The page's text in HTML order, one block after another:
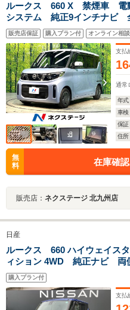
ルークス 660 X 禁煙車 電
システム 純正9インチナ
ドライブレコーダー ETC
ライト オートハイビーム
販売店保証 購入プラン付 オンライン相談
支払
通常
年式
車検
保証
住所
無
料
在庫確
販売店： ネクステージ 北九州店
日産
ルークス 660 ハイウェイス
ィション 4WD 純正ナビ 両
購入プラン付
支払